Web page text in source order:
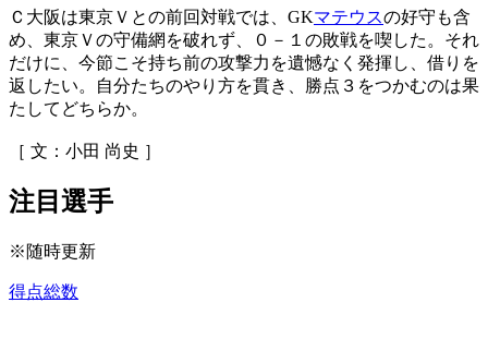
Ｃ大阪は東京Ｖとの前回対戦では、GKマテウスの好守も含
め、東京Ｖの守備網を破れず、０－１の敗戦を喫した。それ
だけに、今節こそ持ち前の攻撃力を遺憾なく発揮し、借りを
返したい。自分たちのやり方を貫き、勝点３をつかむのは果
たしてどちらか。
［ 文：小田 尚史 ］
注目選手
※随時更新
得点総数